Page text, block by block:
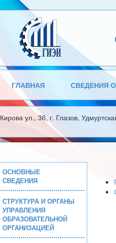
ГЛАВНАЯ СВЕДЕНИЯ
Кирова ул., 36, г. Глазов,
ОСНОВНЫЕ
СВЕДЕНИЯ
СТРУКТУРА И ОРГАНЫ
УПРАВЛЕНИЯ
ОБРАЗОВАТЕЛЬНОЙ
ОРГАНИЗАЦИЕЙ